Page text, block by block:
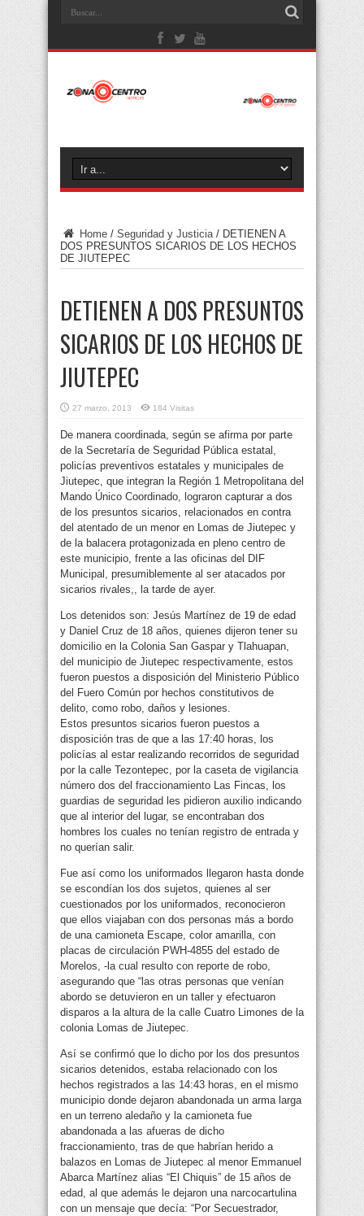
Home / Seguridad y Justicia / DETIENEN A
DOS PRESUNTOS SICARIOS DE LOS HECHOS
DE JIUTEPEC
DETIENEN A DOS PRESUNTOS
SICARIOS DE LOS HECHOS DE
JIUTEPEC
27 marzo, 2013 184 Visitas
De manera coordinada, según se afirma por parte
de la Secretaría de Seguridad Pública estatal,
policías preventivos estatales y municipales de
Jiutepec, que integran la Región 1 Metropolitana del
Mando Único Coordinado, lograron capturar a dos
de los presuntos sicarios, relacionados en contra
del atentado de un menor en Lomas de Jiutepec y
de la balacera protagonizada en pleno centro de
este municipio, frente a las oficinas del DIF
Municipal, presumiblemente al ser atacados por
sicarios rivales,, la tarde de ayer.
Los detenidos son: Jesús Martínez de 19 de edad
y Daniel Cruz de 18 años, quienes dijeron tener su
domicilio en la Colonia San Gaspar y Tlahuapan,
del municipio de Jiutepec respectivamente, estos
fueron puestos a disposición del Ministerio Público
del Fuero Común por hechos constitutivos de
delito, como robo, daños y lesiones.
Estos presuntos sicarios fueron puestos a
disposición tras de que a las 17:40 horas, los
policías al estar realizando recorridos de seguridad
por la calle Tezontepec, por la caseta de vigilancia
número dos del fraccionamiento Las Fincas, los
guardias de seguridad les pidieron auxilio indicando
que al interior del lugar, se encontraban dos
hombres los cuales no tenían registro de entrada y
no querían salir.
Fue así como los uniformados llegaron hasta donde
se escondían los dos sujetos, quienes al ser
cuestionados por los uniformados, reconocieron
que ellos viajaban con dos personas más a bordo
de una camioneta Escape, color amarilla, con
placas de circulación PWH-4855 del estado de
Morelos, -la cual resulto con reporte de robo,
asegurando que “las otras personas que venían
abordo se detuvieron en un taller y efectuaron
disparos a la altura de la calle Cuatro Limones de la
colonia Lomas de Jiutepec.
Así se confirmó que lo dicho por los dos presuntos
sicarios detenidos, estaba relacionado con los
hechos registrados a las 14:43 horas, en el mismo
municipio donde dejaron abandonada un arma larga
en un terreno aledaño y la camioneta fue
abandonada a las afueras de dicho
fraccionamiento, tras de que habrían herido a
balazos en Lomas de Jiutepec al menor Emmanuel
Abarca Martínez alias “El Chiquis” de 15 años de
edad, al que además le dejaron una narcocartulina
con un mensaje que decía: “Por Secuestrador,